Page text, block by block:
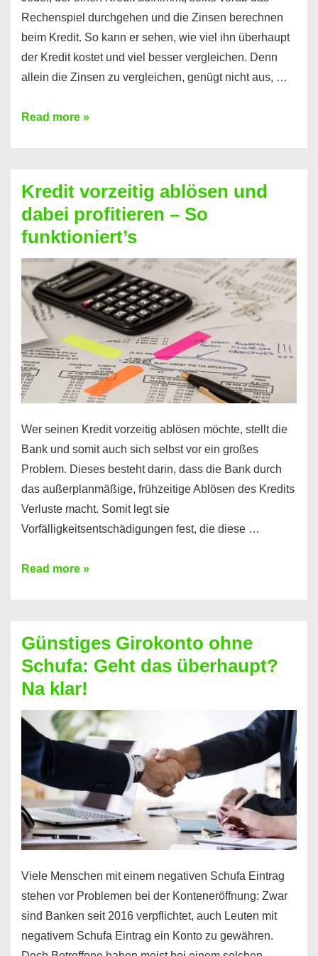
Rechenspiel durchgehen und die Zinsen berechnen
beim Kredit. So kann er sehen, wie viel ihn überhaupt
der Kredit kostet und viel besser vergleichen. Denn
allein die Zinsen zu vergleichen, genügt nicht aus, …
Ganz
Kredit
berechnen
–
Mit
diesen
Regeln!
Read more »
Kredit vorzeitig ablösen und
dabei profitieren – So
funktioniert’s
Wer seinen Kredit vorzeitig ablösen möchte, stellt die
Bank und somit auch sich selbst vor ein großes
Problem. Dieses besteht darin, dass die Bank durch
das außerplanmäßige, frühzeitige Ablösen des Kredits
Verluste macht. Somit legt sie
Vorfälligkeitsentschädigungen fest, die diese …
Kredit
dabei
profitieren
–
So
funktioniert’s
Read more »
Günstiges Girokonto ohne
Schufa: Geht das überhaupt?
Na klar!
Viele Menschen mit einem negativen Schufa Eintrag
stehen vor Problemen bei der Konteneröffnung: Zwar
sind Banken seit 2016 verpflichtet, auch Leuten mit
negativem Schufa Eintrag ein Konto zu gewähren.